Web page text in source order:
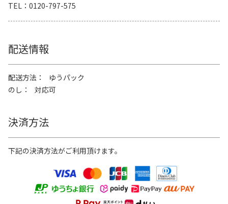
TEL
0120-797-575
配送情報
配送方法
ゆうパック
のし
対応可
決済方法
下記の決済方法がご利用頂けます。